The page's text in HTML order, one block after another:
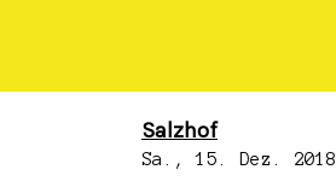
Salzhof
Sa., 15. Dez. 2018